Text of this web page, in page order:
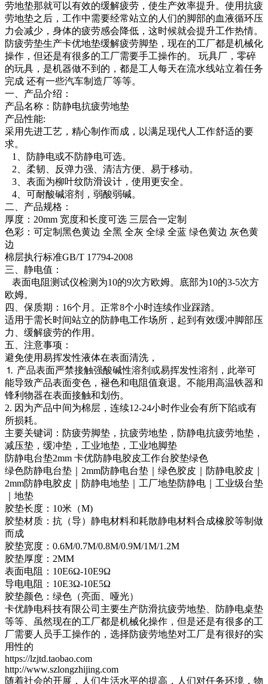
劳地垫那就可以有效的缓解疲劳，使生产效率提升。使用抗疲
劳地垫之后，工作中需要经常站立的人们的脚部的血液循环压
力会减少，身体的疲劳感会降低，这时候就会提升工作热情。
防疲劳垫生产卡优地垫缓解疲劳脚垫，现在的工厂都是机械化
操作，但还是有很多的工厂需要手工操作的。 玩具厂，零碎
的玩具，是机器做不到的，都是工人每天在流水线站立着任务
完成 还有一些汽车制造厂等等。
一、产品介绍：
产品名称：防静电抗疲劳地垫
产品性能:
采用先进工艺，精心制作而成，以满足现代人工作舒适的要
求。
1、防静电或不防静电可选。
2、柔韧、反弹力强、清洁方便、易于移动。
3、表面为柳叶纹防滑设计，使用更安全。
4、可耐酸碱溶剂，弱酸弱碱。
二、产品规格：
厚度：20mm 宽度和长度可选 三层合一定制
色彩：可定制黑色黄边 全黑 全灰 全绿 全蓝 绿色黄边 灰色黄
边
棉层执行标准GB/T 17794-2008
三、静电值：
表面电阻测试仪检测为10的9次方欧姆。底部为10的3-5次方
欧姆。
四、保质期：16个月。正常8个小时连续作业踩踏。
适用于需长时间站立的防静电工作场所，起到有效缓冲脚部压
力、缓解疲劳的作用。
五、注意事项：
避免使用易挥发性液体在表面清洗，
⒈ 产品表面严禁接触强酸碱性溶剂或易挥发性溶剂，此举可
能导致产品表面变色，褪色和电阻值衰退。不能用高温铁器和
锋利物器在表面接触和划伤。
2. 因为产品中间为棉层，连续12-24小时作业会有所下陷或有
所损耗。
主要关键词：防疲劳脚垫，抗疲劳地垫，防静电抗疲劳地垫，
减压垫，缓冲垫，工业地垫，工业地脚垫
防静电台垫2mm 卡优防静电胶皮工作台胶垫绿色
绿色防静电台垫｜2mm防静电台垫｜绿色胶皮｜防静电胶皮｜
2mm防静电胶皮｜防静电地垫｜工厂地垫防静电｜工业级台垫
｜地垫
胶垫长度：10米（M)
胶垫材质：抗（导）静电材料和耗散静电材料合成橡胶等制做
而成
胶垫宽度：0.6M/0.7M/0.8M/0.9M/1M/1.2M
胶垫厚度：2MM
表面电阻：10E6Ω-10E9Ω
导电电阻：10E3Ω-10E5Ω
胶垫颜色：绿色（亮面、哑光）
卡优静电科技有限公司主要生产防滑抗疲劳地垫、防静电桌垫
等等、虽然现在的工厂都是机械化操作，但是还是有很多的工
厂需要人员手工操作的，选择防疲劳地垫对工厂是有很好的实
用性的
https://lzjtd.taobao.com
http://www.szlongzhijing.com
随着社会的开展，人们生活水平的提高，人们对任务环境，物